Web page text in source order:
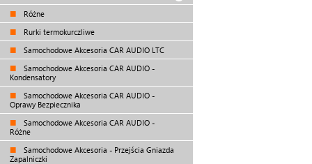
Różne
Rurki termokurczliwe
Samochodowe Akcesoria CAR AUDIO LTC
Samochodowe Akcesoria CAR AUDIO -
Kondensatory
Samochodowe Akcesoria CAR AUDIO -
Oprawy Bezpiecznika
Samochodowe Akcesoria CAR AUDIO -
Różne
Samochodowe Akcesoria - Przejścia Gniazda
Zapalniczki